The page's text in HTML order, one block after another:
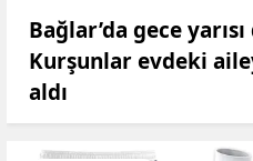
Bağlar’da gece
Kurşunlar evdeki
aldı